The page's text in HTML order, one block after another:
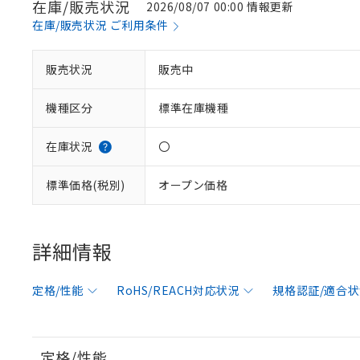
在庫/販売状況
2026/08/07 00:00 情報更新
在庫/販売状況 ご利用条件
販売状況 販売中
機種区分 標準在庫機種
在庫状況 〇
標準価格(税別) オープン価格
詳細情報
定格/性能 RoHS/REACH対応状況 規格認証/適合